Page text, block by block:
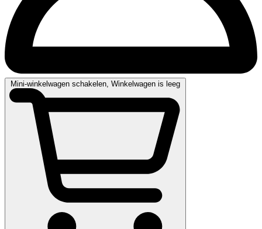
Mini-winkelwagen schakelen, Winkelwagen is leeg